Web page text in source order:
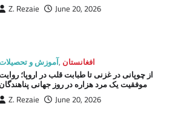
Z. Rezaie June 20, 2026
آموزش و, افغانستان
از چوپانی در غزنی تا طبابت قلب در اروپا؛
موفقیت یک مرد هزاره در روز جهانی پناهندگان
Z. Rezaie June 20, 2026